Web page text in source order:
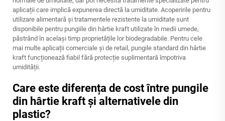
aplicații care implică expunerea directă la umiditate. Acoperirile pentru
utilizare alimentară și tratamentele rezistente la umiditate sunt
disponibile pentru pungiile din hârtie kraft utilizate în medii umede,
păstrând în același timp proprietățile lor biodegradabile. Pentru cele
mai multe aplicații comerciale și de retail, pungile standard din hârtie
kraft funcționează fiabil fără protecție suplimentară împotriva
umidității.
Care este diferența de cost între pungile
din hârtie kraft și alternativele din
plastic?